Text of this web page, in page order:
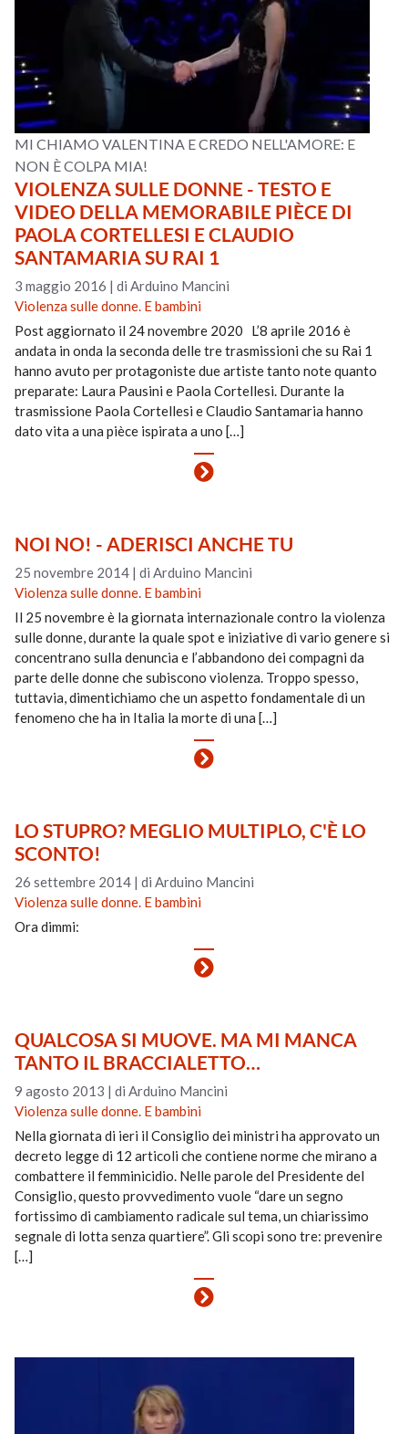
MI CHIAMO VALENTINA E CREDO NELL'AMORE: E
NON È COLPA MIA!
VIOLENZA SULLE DONNE - TESTO E
VIDEO DELLA MEMORABILE PIÈCE DI
PAOLA CORTELLESI E CLAUDIO
SANTAMARIA SU RAI 1
3 maggio 2016 |di Arduino Mancini
Violenza sulle donne. E bambini
Post aggiornato il 24 novembre 2020 L’8 aprile 2016 è
andata in onda la seconda delle tre trasmissioni che su Rai 1
hanno avuto per protagoniste due artiste tanto note quanto
preparate: Laura Pausini e Paola Cortellesi. Durante la
trasmissione Paola Cortellesi e Claudio Santamaria hanno
dato vita a una pièce ispirata a uno […]
NOI NO! - ADERISCI ANCHE TU
25 novembre 2014 |di Arduino Mancini
Violenza sulle donne. E bambini
Il 25 novembre è la giornata internazionale contro la violenza
sulle donne, durante la quale spot e iniziative di vario genere si
concentrano sulla denuncia e l’abbandono dei compagni da
parte delle donne che subiscono violenza. Troppo spesso,
tuttavia, dimentichiamo che un aspetto fondamentale di un
fenomeno che ha in Italia la morte di una […]
LO STUPRO? MEGLIO MULTIPLO, C'È LO
SCONTO!
26 settembre 2014 |di Arduino Mancini
Violenza sulle donne. E bambini
Ora dimmi:
QUALCOSA SI MUOVE. MA MI MANCA
TANTO IL BRACCIALETTO…
9 agosto 2013 |di Arduino Mancini
Violenza sulle donne. E bambini
Nella giornata di ieri il Consiglio dei ministri ha approvato un
decreto legge di 12 articoli che contiene norme che mirano a
combattere il femminicidio. Nelle parole del Presidente del
Consiglio, questo provvedimento vuole “dare un segno
fortissimo di cambiamento radicale sul tema, un chiarissimo
segnale di lotta senza quartiere”. Gli scopi sono tre: prevenire
[…]